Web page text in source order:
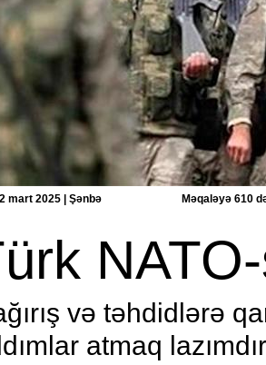
mart 2025 | Şənbə Məqaləyə 610
və təhdidlərə
atmaq lazımdır